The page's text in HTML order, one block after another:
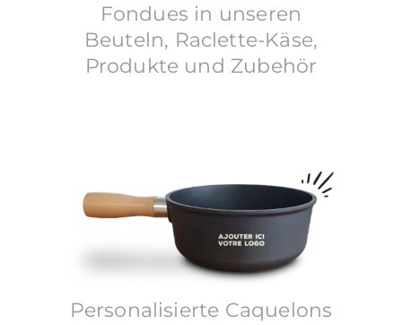
Fondues in unseren
Beuteln, Raclette-Käse,
Produkte und Zubehör
Personalisierte Caquelons